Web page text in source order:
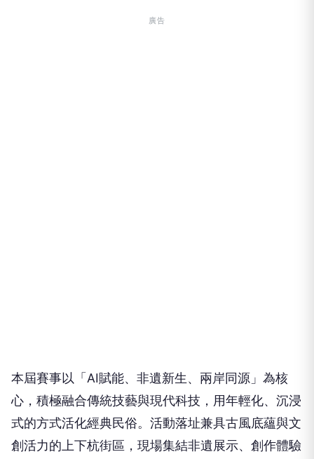
廣告
本屆賽事以「AI賦能、非遺新生、兩岸同源」為核
心，積極融合傳統技藝與現代科技，用年輕化、沉浸
式的方式活化經典民俗。活動落址兼具古風底蘊與文
創活力的上下杭街區，現場集結非遺展示、創作體驗